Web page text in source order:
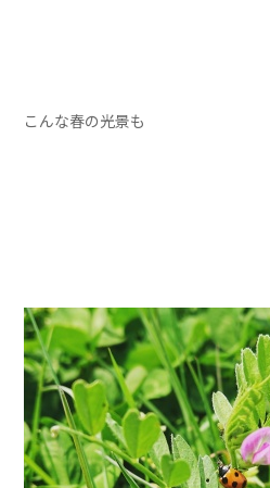
こんな春の光景も